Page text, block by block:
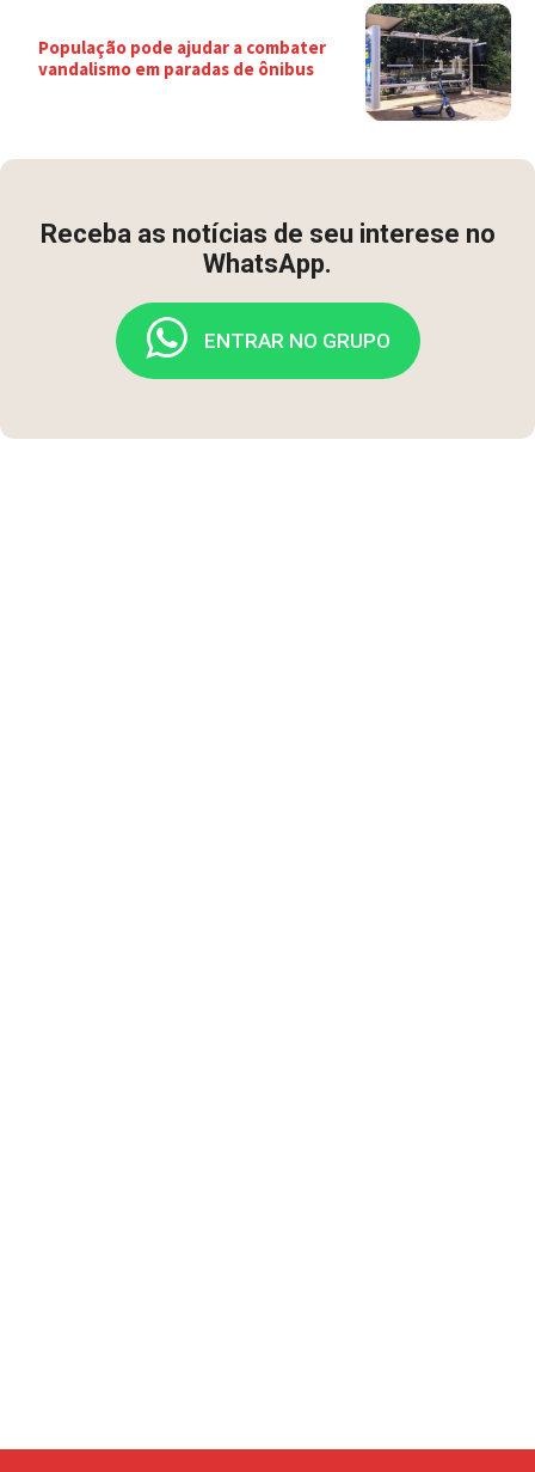
População pode ajudar a combater
vandalismo em paradas de ônibus
Receba as notícias de seu interese no
WhatsApp.
ENTRAR NO GRUPO